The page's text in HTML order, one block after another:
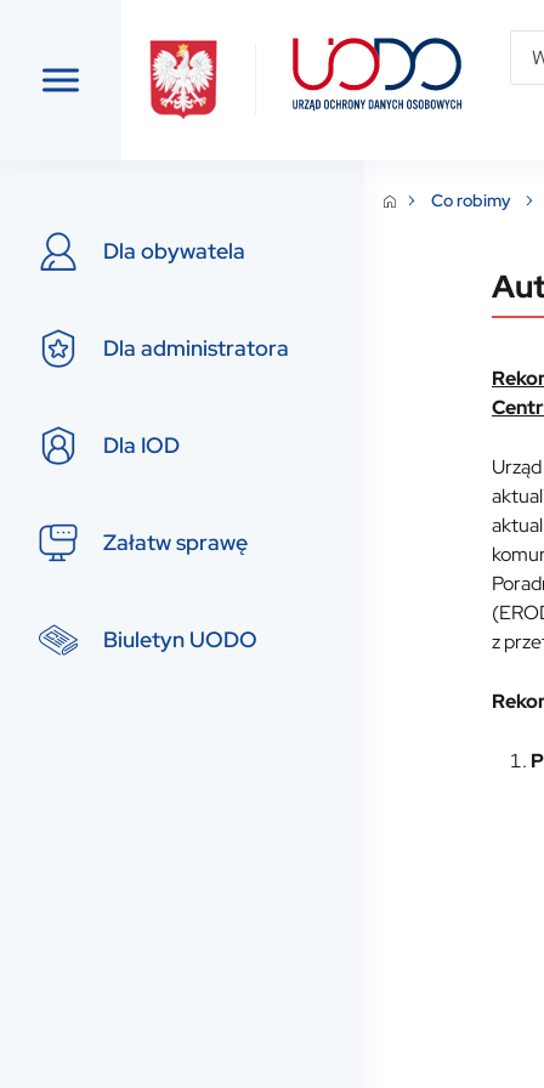
Dla obywatela
Dla administratora
Dla IOD
Załatw sprawę
Biuletyn UODO
Co robimy
z